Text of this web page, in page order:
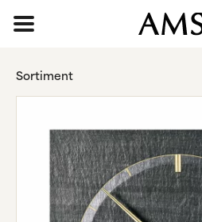
SORTIMENT
BASIC
KLASSISCH
Sortiment